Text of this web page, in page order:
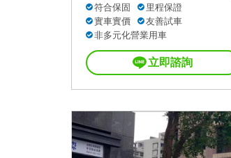
符合保固
里程保證
實車實價
友善試車
非多元化營業用車
立即諮詢